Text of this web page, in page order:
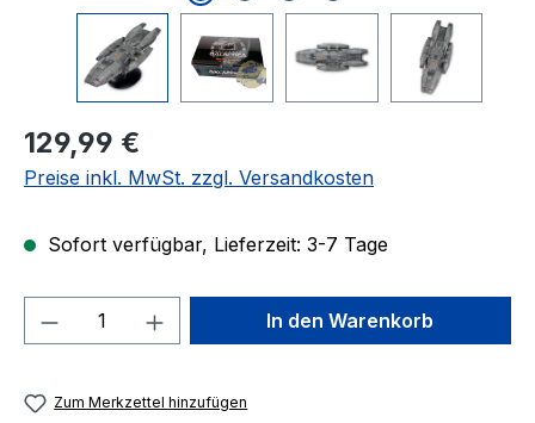
Regulärer Preis:
129,99 €
Preise inkl. MwSt. zzgl. Versandkosten
Sofort verfügbar, Lieferzeit: 3-7 Tage
Produkt Anzahl: Gib denIn den Warenkorb
Zum Merkzettel hinzufügen